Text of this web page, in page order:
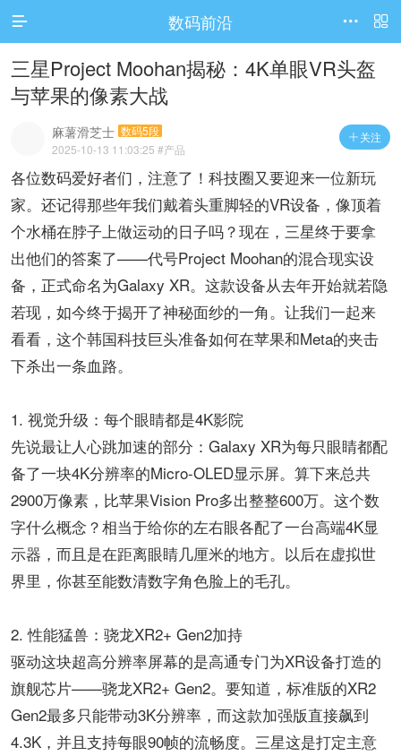
访问电脑版
 数码前沿 

​​三星Project Moohan揭秘：4K单眼VR头盔
与苹果的像素大战​
 关注
麻薯滑芝士 数码5段
2025-10-13 11:03:25 #产品
各位数码爱好者们，注意了！科技圈又要迎来一位新玩
家。还记得那些年我们戴着头重脚轻的VR设备，像顶着
个水桶在脖子上做运动的日子吗？现在，三星终于要拿
出他们的答案了——代号Project Moohan的混合现实设
备，正式命名为Galaxy XR。这款设备从去年开始就若隐
若现，如今终于揭开了神秘面纱的一角。让我们一起来
看看，这个韩国科技巨头准备如何在苹果和Meta的夹击
下杀出一条血路。
1. 视觉升级：每个眼睛都是4K影院​​
先说最让人心跳加速的部分：Galaxy XR为每只眼睛都配
备了一块4K分辨率的Micro-OLED显示屏。算下来总共
2900万像素，比苹果Vision Pro多出整整600万。这个数
字什么概念？相当于给你的左右眼各配了一台高端4K显
示器，而且是在距离眼睛几厘米的地方。以后在虚拟世
界里，你甚至能数清数字角色脸上的毛孔。
2. 性能猛兽：骁龙XR2+ Gen2加持​​
驱动这块超高分辨率屏幕的是高通专门为XR设备打造的
旗舰芯片——骁龙XR2+ Gen2。要知道，标准版的XR2
Gen2最多只能带动3K分辨率，而这款加强版直接飙到
4.3K，并且支持每眼90帧的流畅度。三星这是打定主意